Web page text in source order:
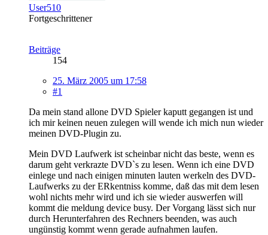
User510
Fortgeschrittener
Beiträge
154
25. März 2005 um 17:58
#1
Da mein stand allone DVD Spieler kaputt gegangen ist und
ich mir keinen neuen zulegen will wende ich mich nun wieder
meinen DVD-Plugin zu.
Mein DVD Laufwerk ist scheinbar nicht das beste, wenn es
darum geht verkrazte DVD`s zu lesen. Wenn ich eine DVD
einlege und nach einigen minuten lauten werkeln des DVD-
Laufwerks zu der ERkentniss komme, daß das mit dem lesen
wohl nichts mehr wird und ich sie wieder auswerfen will
kommt die meldung device busy. Der Vorgang lässt sich nur
durch Herunterfahren des Rechners beenden, was auch
ungünstig kommt wenn gerade aufnahmen laufen.